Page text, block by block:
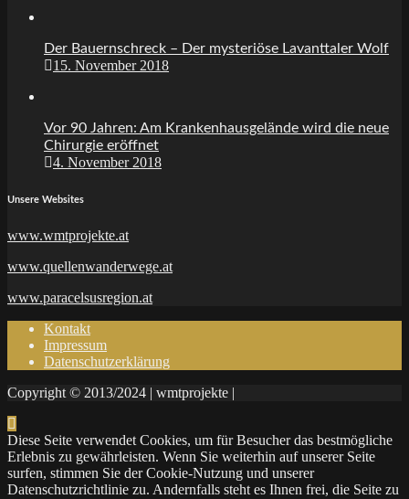
Der Bauernschreck – Der mysteriöse Lavanttaler Wolf
15. November 2018
Vor 90 Jahren: Am Krankenhausgelände wird die neue
Chirurgie eröffnet
4. November 2018
Unsere Websites
www.wmtprojekte.at
www.quellenwanderwege.at
www.paracelsusregion.at
Kontakt
Impressum
Datenschutzerklärung
Copyright © 2013/2024 | wmtprojekte |
Diese Seite verwendet Cookies, um für Besucher das bestmögliche
Erlebnis zu gewährleisten. Wenn Sie weiterhin auf unserer Seite
surfen, stimmen Sie der Cookie-Nutzung und unserer
Datenschutzrichtlinie zu. Andernfalls steht es Ihnen frei, die Seite zu